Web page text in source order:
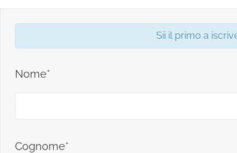
Sii il primo a
Nome*
Cognome*